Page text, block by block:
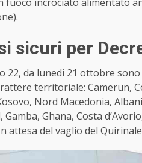
sicuri per
22, da lunedi 21 ottobre
territoriale: Camerun,
Nord Macedonia,
Gamba, Ghana, Costa
attesa del vaglio del